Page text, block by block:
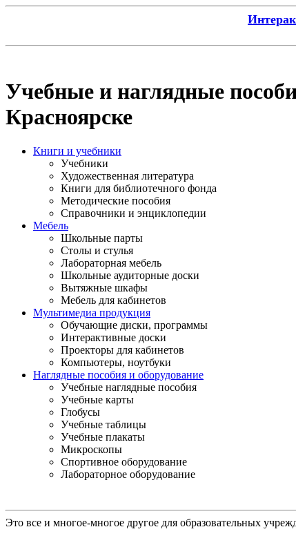
Учебные и наглядные
Красноярске
Книги и учебники
Учебники
Художественная литература
Книги для библиотечного фонда
Методические пособия
Справочники и энциклопедии
Мебель
Школьные парты
Столы и стулья
Лабораторная мебель
Школьные аудиторные доски
Вытяжные шкафы
Мебель для кабинетов
Мультимедиа продукция
Обучающие диски, программы
Интерактивные доски
Проекторы для кабинетов
Компьютеры, ноутбуки
Наглядные пособия и оборудование
Учебные наглядные пособия
Учебные карты
Глобусы
Учебные таблицы
Учебные плакаты
Микроскопы
Спортивное оборудование
Лабораторное оборудование
Это все и многое-многое другое для образовательных